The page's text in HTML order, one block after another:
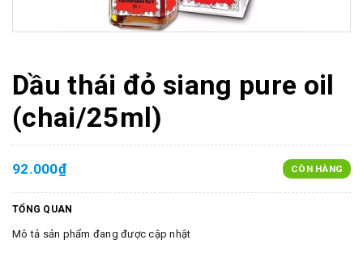
Dầu thái đỏ siang pure oil
(chai/25ml)
92.000₫ CÒN HÀNG
TỔNG QUAN
Mô tả sản phẩm đang được cập nhật